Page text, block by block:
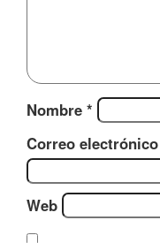
Nombre *
Correo electrónico
Web